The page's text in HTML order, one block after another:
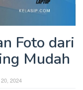
Foto dari
Mudah
2024